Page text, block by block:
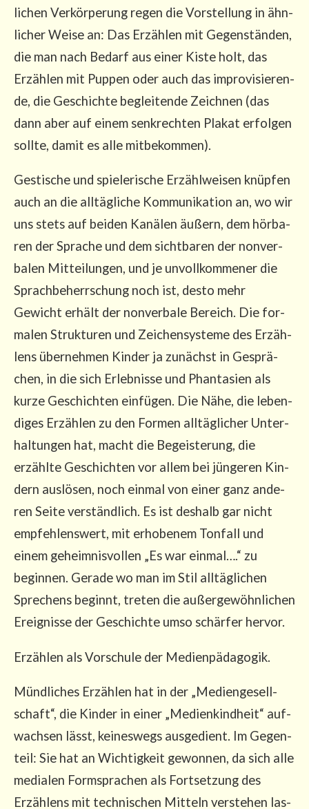
li­chen Ver­kör­pe­rung regen die Vor­stel­lung in ähn­
li­cher Wei­se an: Das Erzäh­len mit Gegen­stän­den,
die man nach Bedarf aus einer Kis­te holt, das
Erzäh­len mit Pup­pen oder auch das impro­vi­sie­ren­
de, die Geschich­te beglei­ten­de Zeich­nen (das
dann aber auf einem senk­rech­ten Pla­kat erfol­gen
soll­te, damit es alle mitbekommen).
Ges­ti­sche und spie­le­ri­sche Erzähl­wei­sen knüp­fen
auch an die all­täg­li­che Kom­mu­ni­ka­ti­on an, wo wir
uns stets auf bei­den Kanä­len äußern, dem hör­ba­
ren der Spra­che und dem sicht­ba­ren der non­ver­
ba­len Mit­tei­lun­gen, und je unvoll­kom­me­ner die
Sprach­be­herr­schung noch ist, des­to mehr
Gewicht erhält der non­ver­ba­le Bereich. Die for­
ma­len Struk­tu­ren und Zei­chen­sys­te­me des Erzäh­
lens über­neh­men Kin­der ja zunächst in Gesprä­
chen, in die sich Erleb­nis­se und Phan­ta­sien als
kur­ze Geschich­ten ein­fü­gen. Die Nähe, die leben­
di­ges Erzäh­len zu den For­men all­täg­li­cher Unter­
hal­tun­gen hat, macht die Begeis­te­rung, die
erzähl­te Geschich­ten vor allem bei jün­ge­ren Kin­
dern aus­lö­sen, noch ein­mal von einer ganz ande­
ren Sei­te ver­ständ­lich. Es ist des­halb gar nicht
emp­feh­lens­wert, mit erho­be­nem Ton­fall und
einem geheim­nis­vol­len „Es war ein­mal….“ zu
begin­nen. Gera­de wo man im Stil all­täg­li­chen
Spre­chens beginnt, tre­ten die außer­ge­wöhn­li­chen
Ereig­nis­se der Geschich­te umso schär­fer hervor.
Erzäh­len als Vor­schu­le der Medienpädagogik.
Münd­li­ches Erzäh­len hat in der „Medi­en­ge­sell­
schaft“, die Kin­der in einer „Medi­en­kind­heit“ auf­
wach­sen lässt, kei­nes­wegs aus­ge­dient. Im Gegen­
teil: Sie hat an Wich­tig­keit gewon­nen, da sich alle
media­len Form­spra­chen als Fort­set­zung des
Erzäh­lens mit tech­ni­schen Mit­teln ver­ste­hen las­